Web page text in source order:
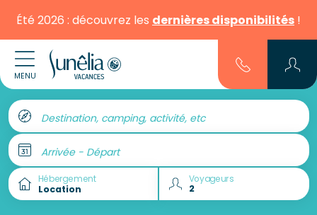
Été 2026 : découvrez les dernières disponibilités !
MENU
Destination, camping, activité, etc
Arrivée - Départ
Hébergement Voyageurs